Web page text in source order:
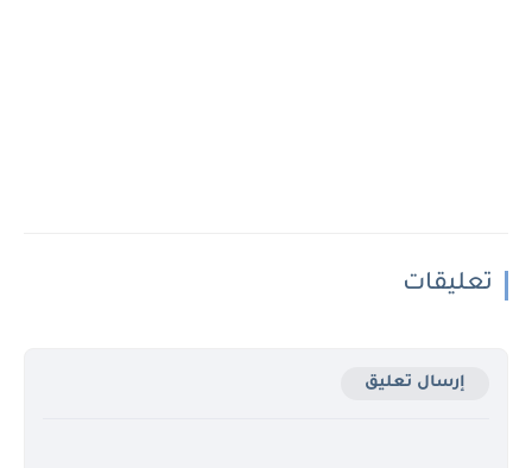
تعليقات
إرسال تعليق